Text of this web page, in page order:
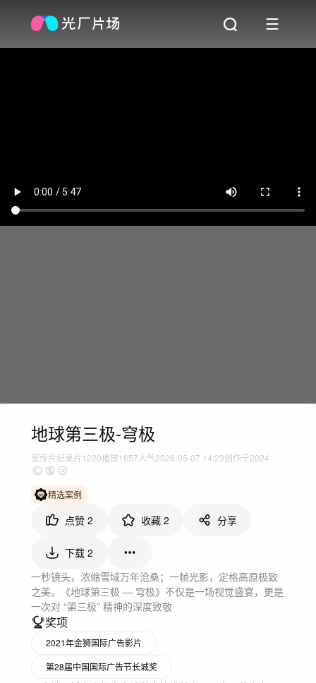
地球第三极-穹极
宣传片纪录片1220播放1657人气2026-05-07 14:23创作于2024
精选案例
点赞 2 收藏 2 分享
下载 2
一秒镜头，浓缩雪域万年沧桑；一帧光影，定格高原极致
之美。《地球第三极 — 穹极》不仅是一场视觉盛宴，更是
一次对 “第三极” 精神的深度致敬
奖项
2021年金狮国际广告影片
第28届中国国际广告节长城奖